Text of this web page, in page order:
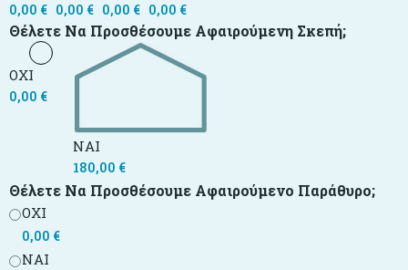
0,00 € 0,00 € 0,00 € 0,00 €
Θέλετε Να Προσθέσουμε Αφαιρούμενη Σκεπή;
ΟΧΙ
0,00 €
ΝΑΙ
180,00 €
Θέλετε Να Προσθέσουμε Αφαιρούμενο Παράθυρο;
ΟΧΙ
0,00 €
ΝΑΙ